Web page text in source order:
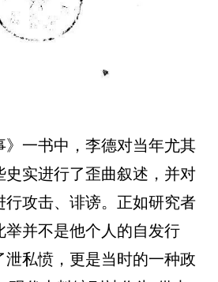
》一书中，李德对当年尤其
史实进行了歪曲叙述，并对
行攻击、诽谤。正如研究者
举并不是他个人的自发行
泄私愤，更是当时的一种政